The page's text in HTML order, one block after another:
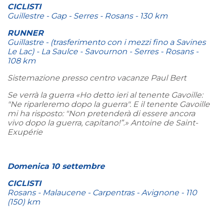
CICLISTI
Guillestre - Gap - Serres - Rosans - 130 km
RUNNER
Guillastre - (trasferimento con i mezzi fino a Savines
Le Lac) - La Saulce - Savournon - Serres - Rosans -
108 km
Sistemazione presso centro vacanze Paul Bert
Se verrà la guerra «Ho detto ieri al tenente Gavoille:
"Ne riparleremo dopo la guerra". E il tenente Gavoille
mi ha risposto: "Non pretenderà di essere ancora
vivo dopo la guerra, capitano!”.» Antoine de Saint-
Exupérie
Domenica 10 settembre
CICLISTI
Rosans - Malaucene - Carpentras - Avignone - 110
(150) km